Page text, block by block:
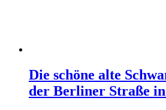
Die schöne alte
der Berliner Straße